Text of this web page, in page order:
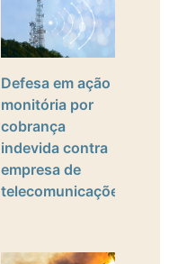
Defesa em ação
monitória por
cobrança
indevida contra
empresa de
telecomunicações